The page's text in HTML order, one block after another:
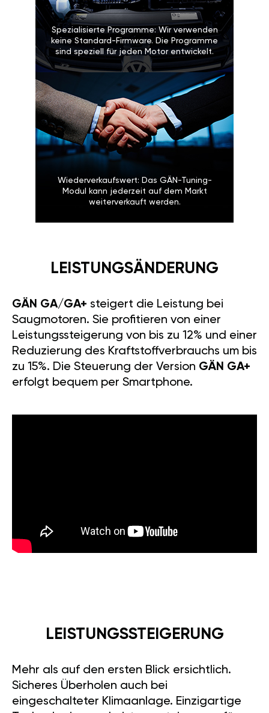
Spezialisierte Programme: Wir verwenden
keine Standard-Firmware. Die Programme
sind speziell für jeden Motor entwickelt.
Wiederverkaufswert: Das GÄN-Tuning-
Modul kann jederzeit auf dem Markt
weiterverkauft werden.
LEISTUNGSÄNDERUNG
GÄN GA/GA+ steigert die Leistung bei
Saugmotoren. Sie profitieren von einer
Leistungssteigerung von bis zu 12% und einer
Reduzierung des Kraftstoffverbrauchs um bis
zu 15%. Die Steuerung der Version GÄN GA+
erfolgt bequem per Smartphone.
LEISTUNGSSTEIGERUNG
Mehr als auf den ersten Blick ersichtlich.
Sicheres Überholen auch bei
eingeschalteter Klimaanlage. Einzigartige